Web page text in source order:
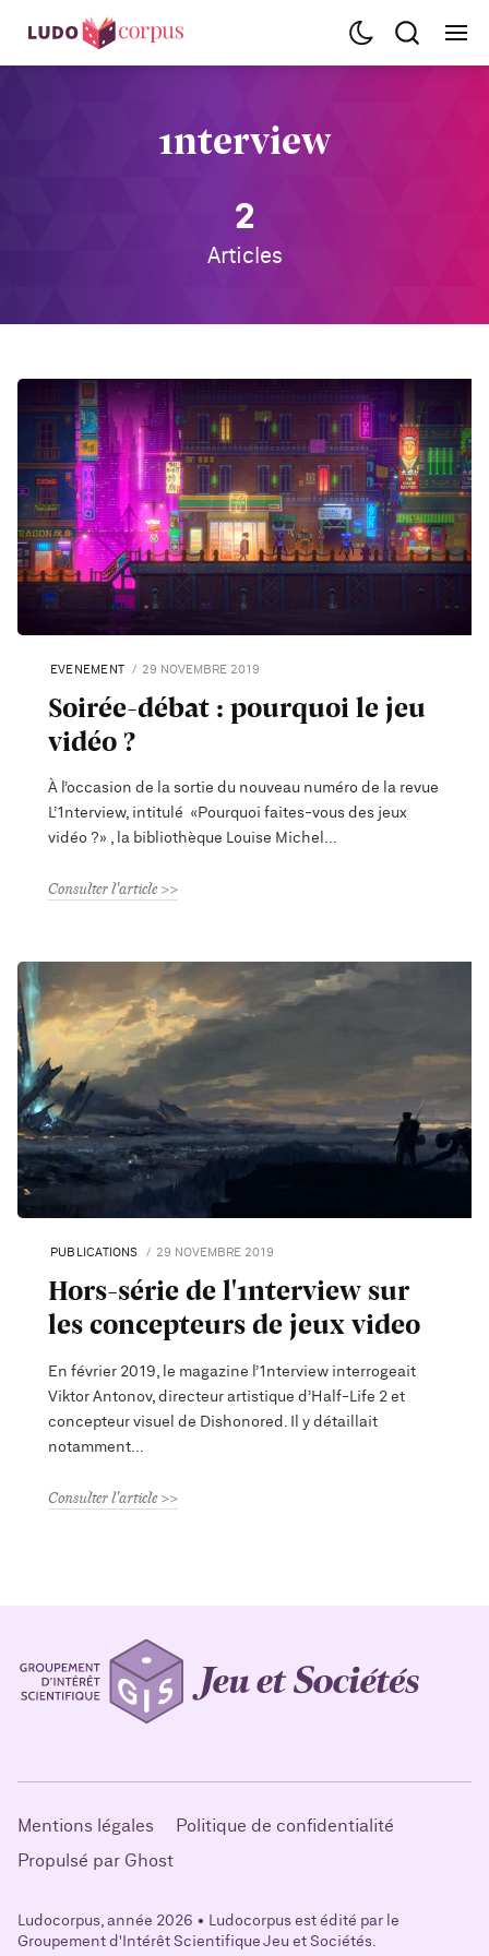
1nterview
2
Articles
EVENEMENT 29 NOVEMBRE 2019
Soirée-débat : pourquoi le jeu
vidéo ?
À l’occasion de la sortie du nouveau numéro de la revue
L’1nterview, intitulé «Pourquoi faites-vous des jeux
vidéo ?» , la bibliothèque Louise Michel
Consulter l'article
PUBLICATIONS 29 NOVEMBRE 2019
Hors-série de l'1nterview sur
les concepteurs de jeux video
En février 2019, le magazine l’1nterview interrogeait
Viktor Antonov, directeur artistique d’Half-Life 2 et
concepteur visuel de Dishonored. Il y détaillait
notamment
Consulter l'article
Mentions légales
Politique de confidentialité
Propulsé par Ghost
Ludocorpus, année 2026 • Ludocorpus est édité par le
Groupement d'Intérêt Scientifique Jeu et Sociétés.